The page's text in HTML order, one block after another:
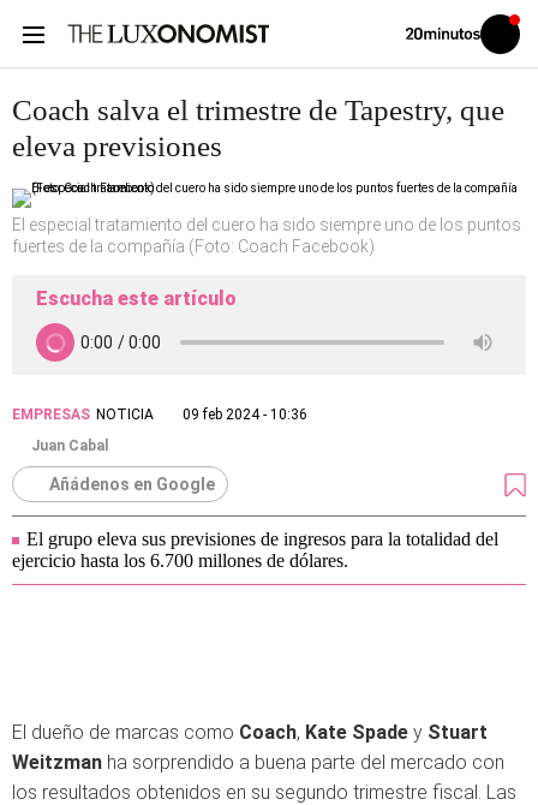
Volver
Iniciar
sesión
Coach salva el trimestre de Tapestry, que
eleva previsiones
El especial tratamiento del cuero ha sido siempre uno de los puntos
fuertes de la compañía (Foto: Coach Facebook)
Escucha este artículo
EMPRESAS NOTICIA
09 feb 2024 - 10:36
Juan Cabal
Añádenos en Google
El grupo eleva sus previsiones de ingresos para la totalidad del
ejercicio hasta los 6.700 millones de dólares.
El dueño de marcas como Coach, Kate Spade y Stuart
Weitzman ha sorprendido a buena parte del mercado con
los resultados obtenidos en su segundo trimestre fiscal. Las